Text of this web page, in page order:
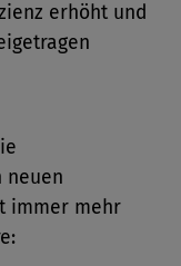
erhöht und
neuen
immer mehr